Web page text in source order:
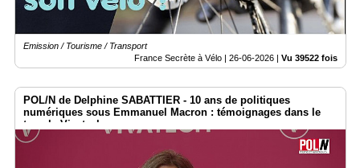
Emission / Tourisme / Transport
France Secrète à Vélo | 26-06-2026 Vu 39522 fois
POL/N de Delphine SABATTIER - 10 ans de politiques
numériques sous Emmanuel Macron : témoignages dans le
temple Vivatech